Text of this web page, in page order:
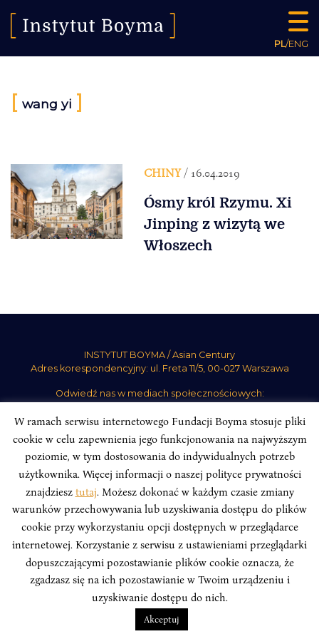
PL/ENG
[ wang yi ]
CHINY/ 16.04.2019
Ósmy król Rzymu. Xi
Jinping z wizytą we
Włoszech
INSTYTUT BOYMA / Asian Century
Adres korespondencyjny: ul. Freta 11/5, 00-027 Warszawa
Odwiedź nas w mediach społecznościowych:
INSTYTUT BOYMA. WSZELKIE PRAWA ZASTRZEŻONE.Polityka
Prywatności Serwisu Polityka Prywatności Fundacji
W ramach serwisu internetowego Fundacji Boyma stosuje pliki
cookie w celu zapewnienia jego funkcjonowania na najwyższym
poziomie, w tym dostosowania do indywidualnych potrzeb
użytkownika. Więcej informacji o naszej polityce prywatności
znajdziesz tutaj. Możesz dokonać w każdym czasie zmiany
warunków przechowywania lub uzyskiwania dostępu do plików
cookie przy wykorzystaniu opcji dostępnych w przeglądarce
internetowej. Korzystanie z serwisu z ustawieniami przeglądarki
dopuszczającymi pozostawianie plików cookie oznacza, że
zgadzasz się na ich pozostawianie w Twoim urządzeniu i
uzyskiwanie dostępu do nich.
Akceptuj